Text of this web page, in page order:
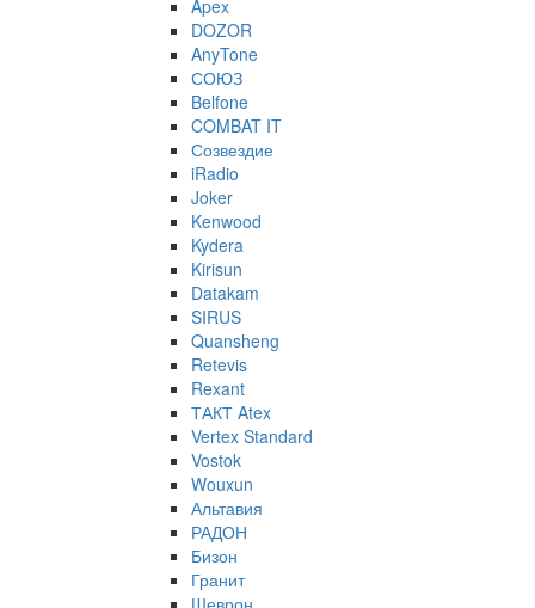
Apex
DOZOR
AnyTone
СОЮЗ
Belfone
COMBAT IT
Созвездие
iRadio
Joker
Kenwood
Kydera
Kirisun
Datakam
SIRUS
Quansheng
Retevis
Rexant
ТАКТ Atex
Vertex Standard
Vostok
Wouxun
Альтавия
РАДОН
Бизон
Гранит
Шеврон